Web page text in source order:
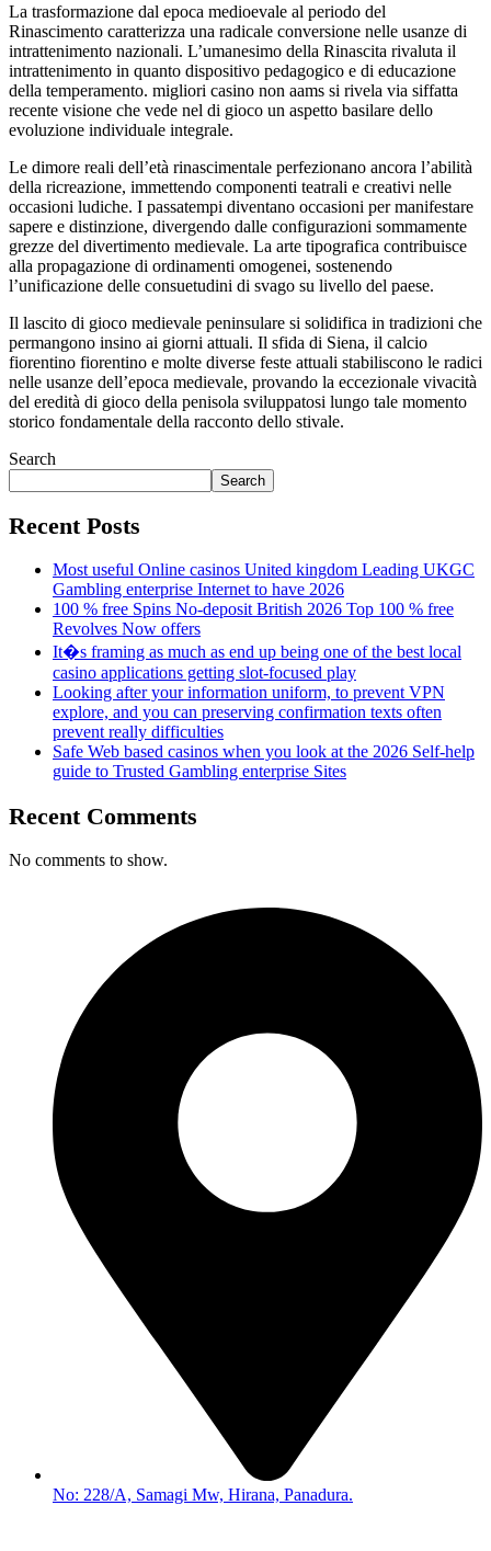
La trasformazione dal epoca medioevale al periodo del
Rinascimento caratterizza una radicale conversione nelle usanze di
intrattenimento nazionali. L’umanesimo della Rinascita rivaluta il
intrattenimento in quanto dispositivo pedagogico e di educazione
della temperamento. migliori casino non aams si rivela via siffatta
recente visione che vede nel di gioco un aspetto basilare dello
evoluzione individuale integrale.
Le dimore reali dell’età rinascimentale perfezionano ancora l’abilità
della ricreazione, immettendo componenti teatrali e creativi nelle
occasioni ludiche. I passatempi diventano occasioni per manifestare
sapere e distinzione, divergendo dalle configurazioni sommamente
grezze del divertimento medievale. La arte tipografica contribuisce
alla propagazione di ordinamenti omogenei, sostenendo
l’unificazione delle consuetudini di svago su livello del paese.
Il lascito di gioco medievale peninsulare si solidifica in tradizioni che
permangono insino ai giorni attuali. Il sfida di Siena, il calcio
fiorentino fiorentino e molte diverse feste attuali stabiliscono le radici
nelle usanze dell’epoca medievale, provando la eccezionale vivacità
del eredità di gioco della penisola sviluppatosi lungo tale momento
storico fondamentale della racconto dello stivale.
Search
Search
Recent Posts
Most useful Online casinos United kingdom Leading UKGC
Gambling enterprise Internet to have 2026
100 % free Spins No-deposit British 2026 Top 100 % free
Revolves Now offers
It�s framing as much as end up being one of the best local
casino applications getting slot-focused play
Looking after your information uniform, to prevent VPN
explore, and you can preserving confirmation texts often
prevent really difficulties
Safe Web based casinos when you look at the 2026 Self-help
guide to Trusted Gambling enterprise Sites
Recent Comments
No comments to show.
No: 228/A, Samagi Mw, Hirana, Panadura.